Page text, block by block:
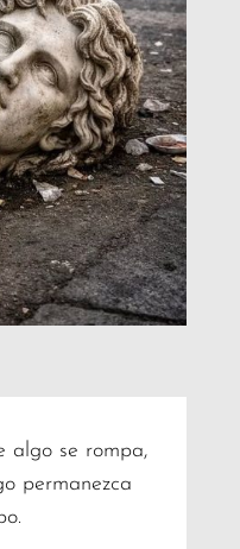
algo se rompa,
permanezca